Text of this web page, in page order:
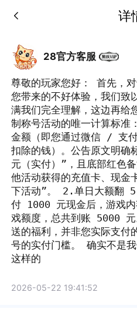
详
28官方客服
尊敬的玩家您好： 首先，
您带来的不好体验，我们致
满我们完全理解，这边再
制称号活动的唯一计算标准
金额（即您通过微信 / 支
扣除的钱）。公告原文明
元（实付）”，且底部红色
他活动获得的充值卡、现金
下活动”。 2.单日大额翻
付 1000 元现金后，游戏
戏额度，总共到账 5000
送的福利，并非您实际支付
号的实付门槛。 确实不是
这样的
2026-05-22 19:41:52